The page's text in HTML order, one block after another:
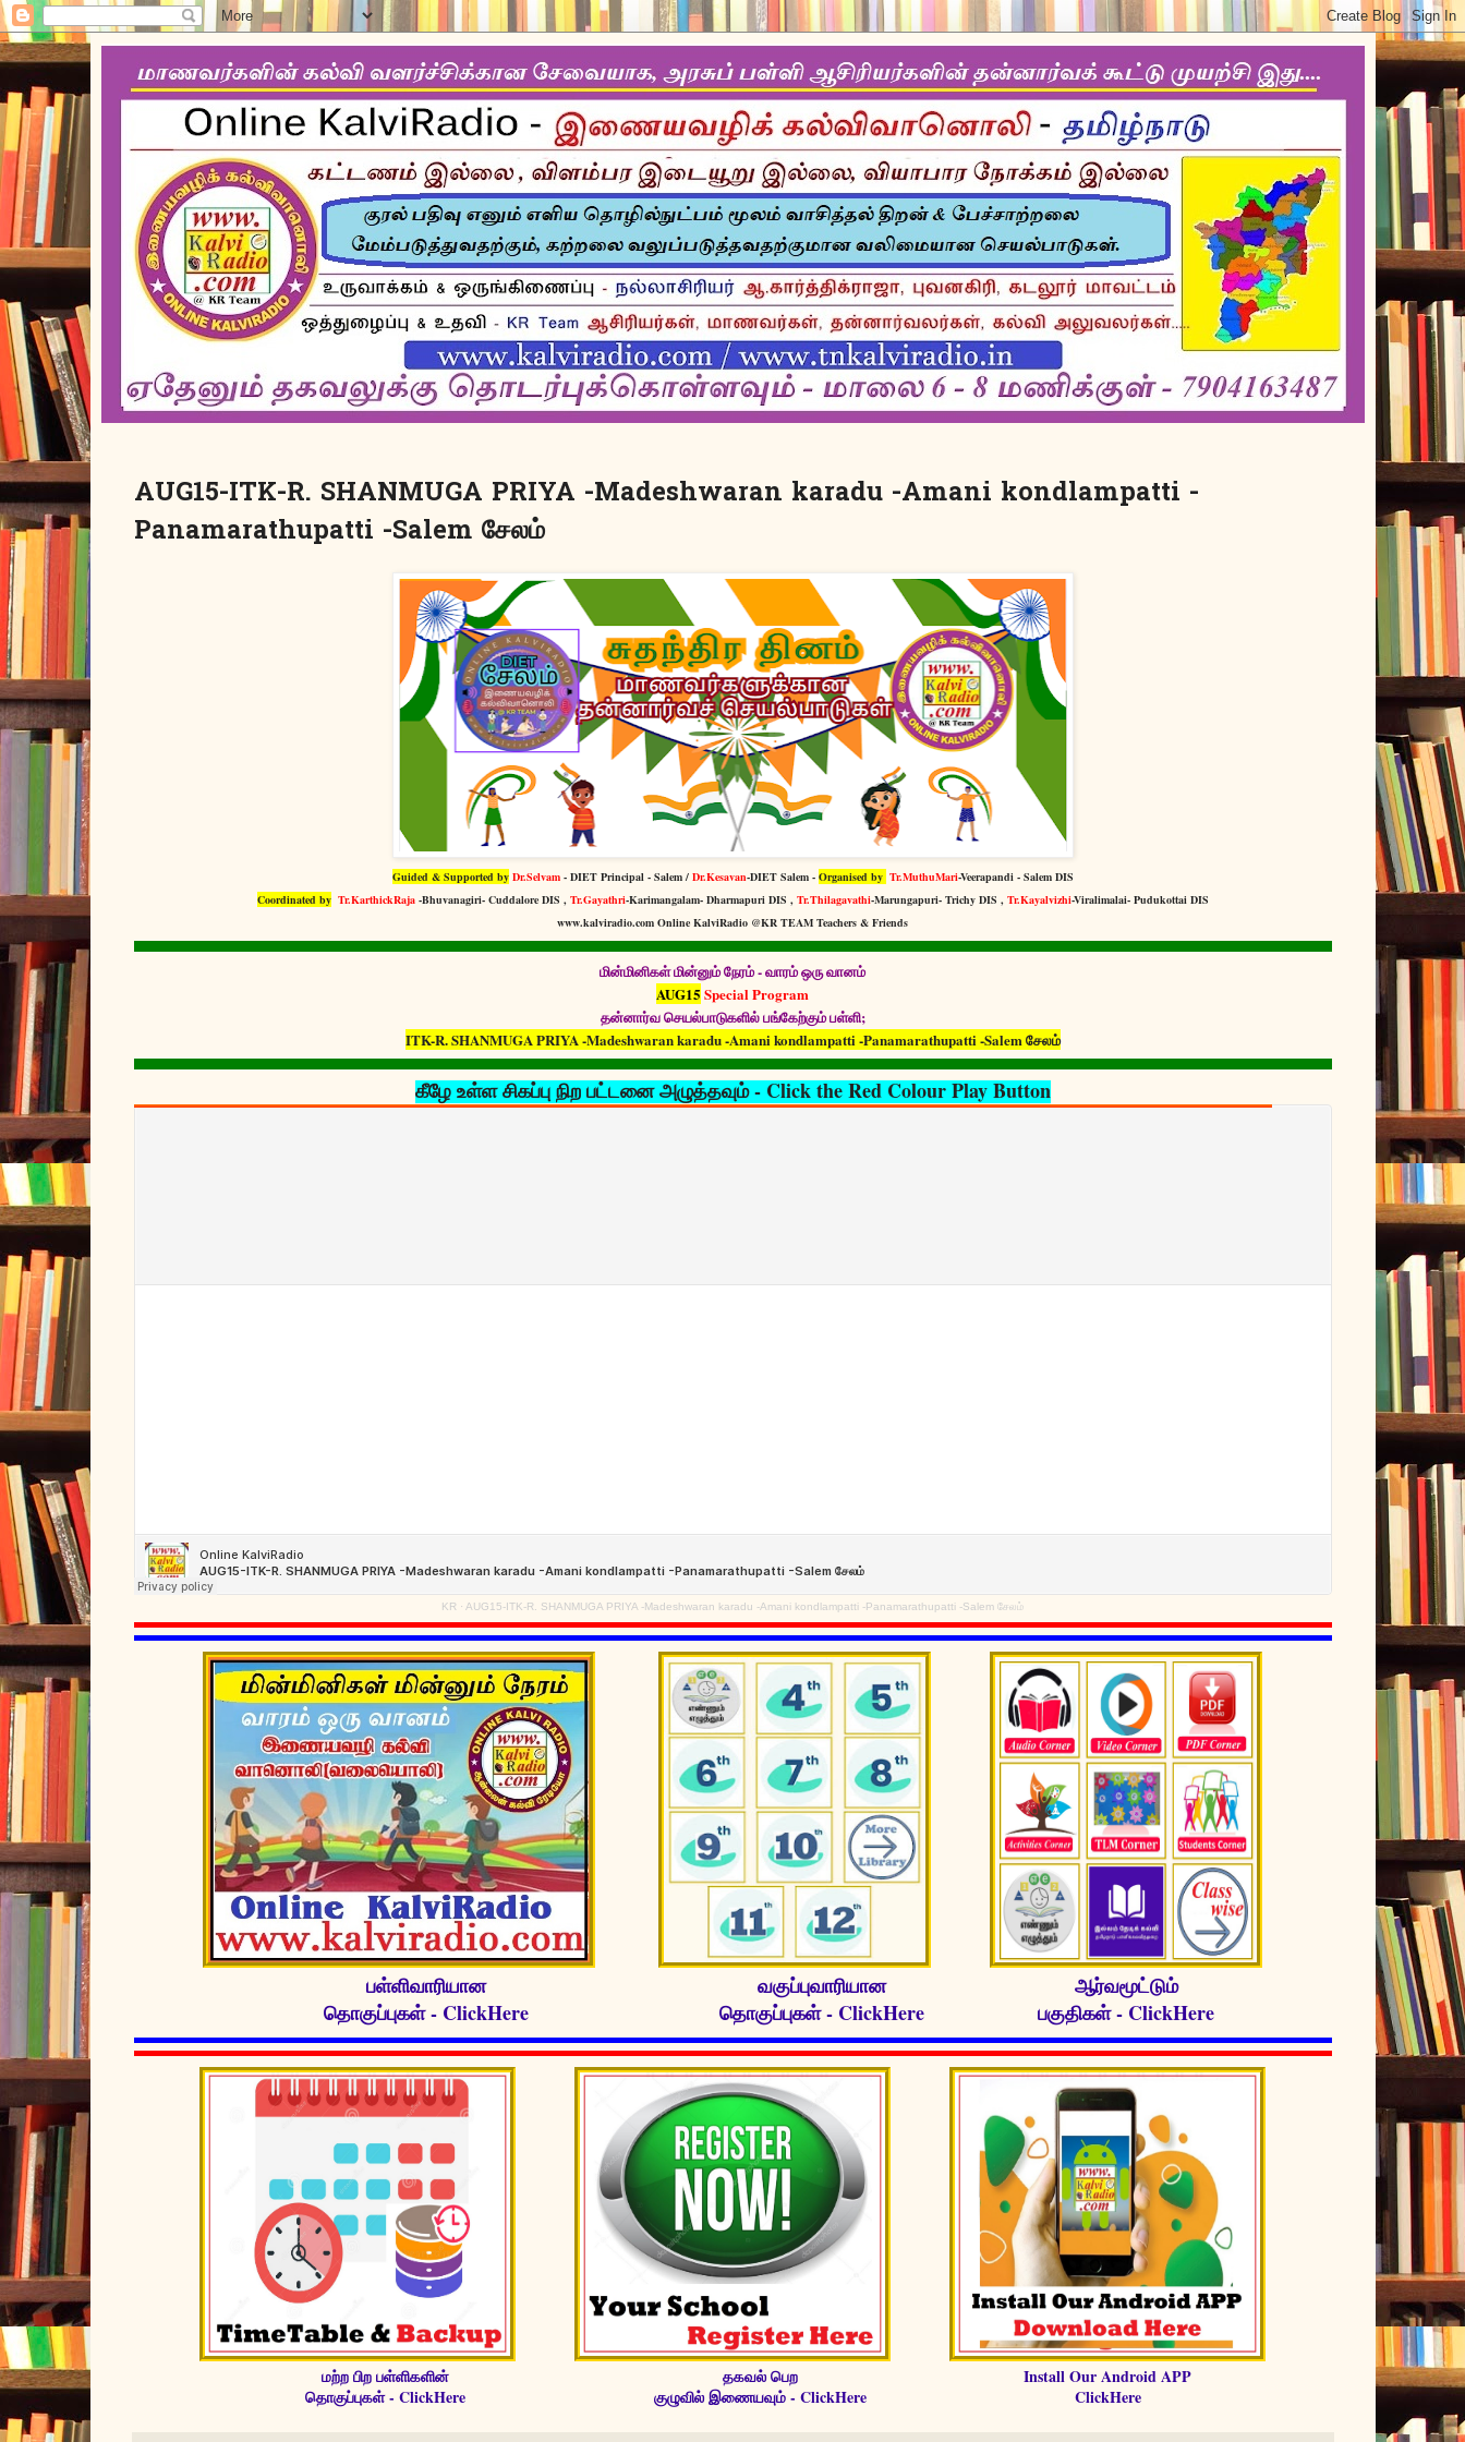
AUG15-ITK-R. SHANMUGA PRIYA -Madeshwaran karadu -Amani kondlampatti -
Panamarathupatti -Salem சேலம்
Guided & Supported by Dr.Selvam- DIET Principal - Salem / Dr.Kesavan-DIET Salem - Organised by Tr.MuthuMari-Veerapandi - Salem DIS
Coordinated by Tr.KarthickRaja -Bhuvanagiri- Cuddalore DIS , Tr.Gayathri-Karimangalam- Dharmapuri DIS , Tr.Thilagavathi-Marungapuri- Trichy DIS , Tr.Kayalvizhi-Viralimalai- Pudukottai DIS
www.kalviradio.com Online KalviRadio @KR TEAM Teachers & Friends
மின்மினிகள் மின்னும் நேரம் - வாரம் ஒரு வானம்
AUG15 Special Program
தன்னார்வ செயல்பாடுகளில் பங்கேற்கும் பள்ளி;
ITK-R. SHANMUGA PRIYA -Madeshwaran karadu -Amani kondlampatti -Panamarathupatti -Salem சேலம்
கீழே உள்ள சிகப்பு நிற பட்டனை அழுத்தவும் - Click the Red Colour Play Button
KR · AUG15-ITK-R. SHANMUGA PRIYA -Madeshwaran karadu -Amani kondlampatti -Panamarathupatti -Salem சேலம்
பள்ளிவாரியான
தொகுப்புகள் - ClickHere
வகுப்புவாரியான
தொகுப்புகள் - ClickHere
ஆர்வமூட்டும்
பகுதிகள் - ClickHere
மற்ற பிற பள்ளிகளின்
தொகுப்புகள் - ClickHere
தகவல் பெற
குழுவில் இணையவும் - ClickHere
Install Our Android APP
ClickHere